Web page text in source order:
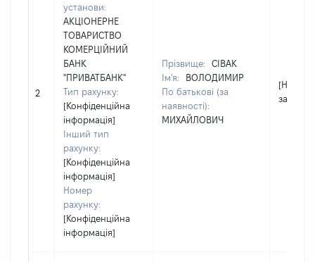
2
установи:
АКЦІОНЕРНЕ
ТОВАРИСТВО
КОМЕРЦІЙНИЙ
БАНК
"ПРИВАТБАНК"
Тип рахунку:
[Конфіденційна
інформація]
Інший тип
рахунку:
[Конфіденційна
інформація]
Номер
рахунку:
[Конфіденційна
інформація]
Прізвище:
СІВАК
Ім'я:
ВОЛОДИМИР
По батькові (за
наявності):
МИХАЙЛОВИЧ
[Не